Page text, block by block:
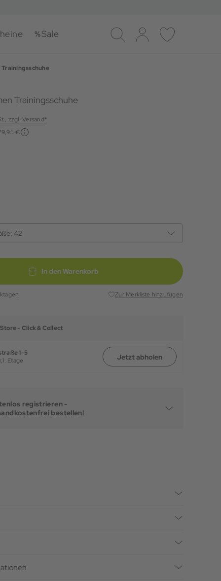
Sale
Suche Log-in Merkliste
Trainingsschuhe
Trainingsschuhe
zzgl. Versand*
€
42
In den Warenkorb
Zur Merkliste hinzufügen
- Click & Collect
1-5
1. Etage Jetzt abholen
registrieren -
bestellen!